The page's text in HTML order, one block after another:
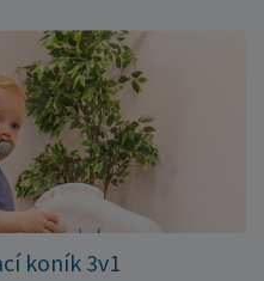
koník 3v1